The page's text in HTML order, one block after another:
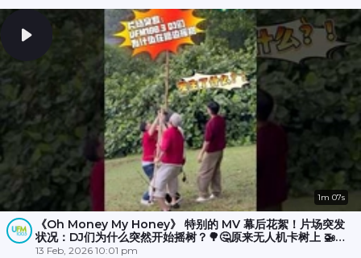
1m 07s
《Oh Money My Honey》 特别的 MV 幕后花絮！片场突发
状况：DJ们为什么突然开始摇树？🌳🤔原来无人机卡树上 🚁
💥，大家冒雨☔️努力了半小时才成功营救！🎉
13 Feb, 2026 10:01 pm